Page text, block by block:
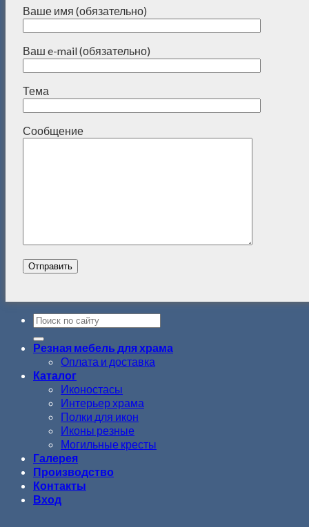
Ваше имя (обязательно)
Ваш e-mail (обязательно)
Тема
Сообщение
Резная мебель для храма
Оплата и доставка
Каталог
Иконостасы
Интерьер храма
Полки для икон
Иконы резные
Могильные кресты
Галерея
Производство
Контакты
Вход